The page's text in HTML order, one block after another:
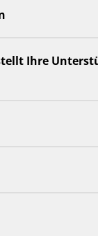
Ihre